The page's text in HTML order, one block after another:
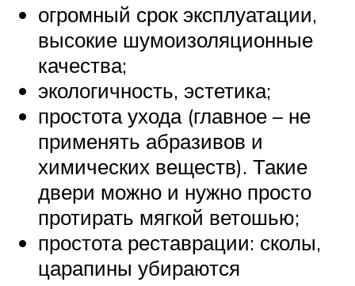
огромный срок эксплуатации,
высокие шумоизоляционные
качества;
экологичность, эстетика;
простота ухода (главное – не
применять абразивов и
химических веществ). Такие
двери можно и нужно просто
протирать мягкой ветошью;
простота реставрации: сколы,
царапины убираются